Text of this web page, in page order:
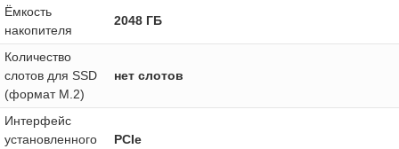
Ёмкость
накопителя
2048 ГБ
Количество
слотов для SSD
(формат M.2)
нет слотов
Интерфейс
установленного
PCIe